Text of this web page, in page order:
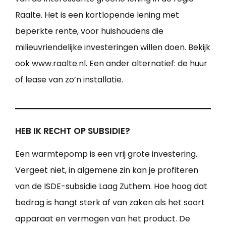
Raalte. Het is een kortlopende lening met
beperkte rente, voor huishoudens die
milieuvriendelijke investeringen willen doen. Bekijk
ook www.raalte.nl. Een ander alternatief: de huur
of lease van zo’n installatie.
HEB IK RECHT OP SUBSIDIE?
Een warmtepomp is een vrij grote investering.
Vergeet niet, in algemene zin kan je profiteren
van de ISDE-subsidie Laag Zuthem. Hoe hoog dat
bedrag is hangt sterk af van zaken als het soort
apparaat en vermogen van het product. De